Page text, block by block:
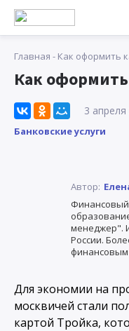
Главная - Как оформить
Как оформить
3 апреля
Банковские услуги
Автор:
менеджер".
России.
Для экономии на
москвичей стали
картой Тройка,